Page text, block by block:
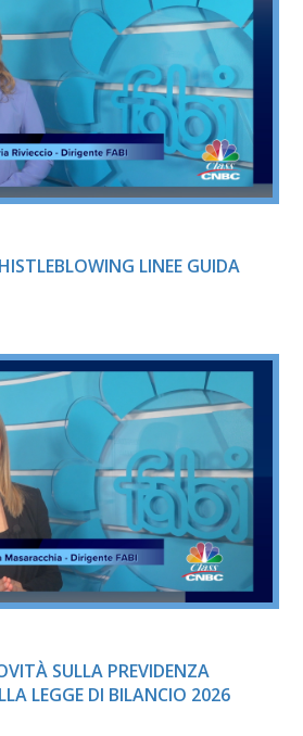
LINEE GUIDA
SULLA PREVIDENZA
LEGGE DI BILANCIO 2026